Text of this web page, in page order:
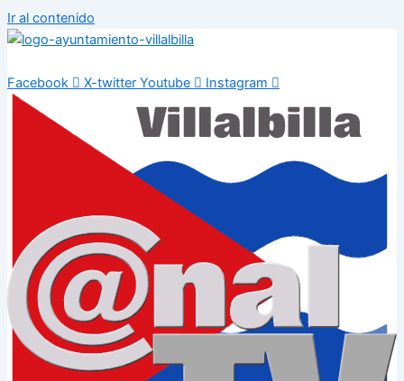
Ir al contenido
Facebook X-twitter Youtube Instagram